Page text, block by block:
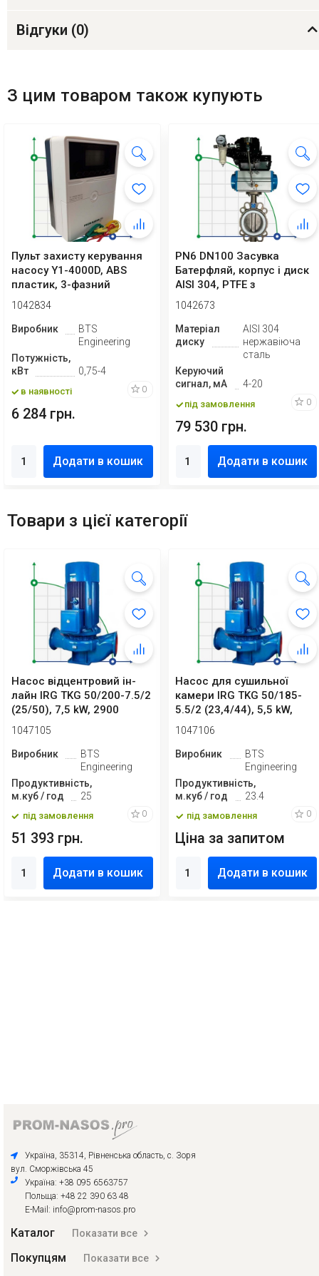
Відгуки (0)
З цим товаром також купують
Пульт захисту керування
насосу Y1-4000D, ABS
пластик, 3-фазний
380В-415В, 0,7...
1042834
Виробник
BTS
Engineering
Потужність,
кВт
0,75-4
в наявності 0
6 284 грн.
Додати в кошик
PN6 DN100 Засувка
Батерфляй, корпус і диск
AISI 304, PTFE з
пневмоприводом Ex...
1042673
Матеріал
диску
AISI 304
нержавіюча
сталь
Керуючий
сигнал, мА
4-20
під замовлення 0
79 530 грн.
Додати в кошик
Товари з цієї категорії
Насос відцентровий ін-
лайн IRG TKG 50/200-7.5/2
(25/50), 7,5 kW, 2900
1047105
Виробник
BTS
Engineering
Продуктивність,
м.куб / год
25
під замовлення 0
51 393 грн.
Додати в кошик
Насос для сушильної
камери IRG TKG 50/185-
5.5/2 (23,4/44), 5,5 kW,
2900
1047106
Виробник
BTS
Engineering
Продуктивність,
м.куб / год
23.4
під замовлення 0
Ціна за запитом
Додати в кошик
Україна, 35314, Рівненська область, с. Зоря
вул. Сморжівська 45
Україна: +38 095 6563757
Польща: +48 22 390 63 48
E-Mail: info@prom-nasos.pro
Каталог Показати все
Покупцям Показати все